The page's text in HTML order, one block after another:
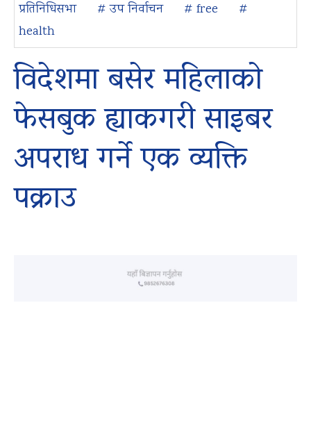
प्रतिनिधिसभा
# उप निर्वाचन # free
#
health
विदेशमा बसेर महिलाको
फेसबुक ह्याकगरी साइबर
अपराध गर्ने एक व्यक्ति
पक्राउ